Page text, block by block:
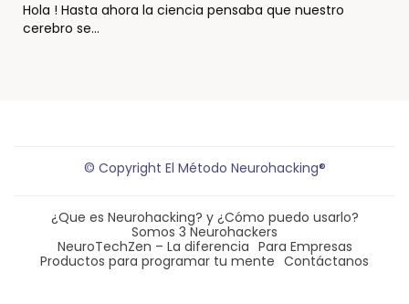
Hola ! Hasta ahora la ciencia pensaba que nuestro
cerebro se…
© Copyright El Método Neurohacking®
¿Que es Neurohacking? y ¿Cómo puedo usarlo?
Somos 3 Neurohackers
NeuroTechZen – La diferencia Para Empresas
Productos para programar tu mente Contáctanos